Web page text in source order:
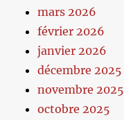
mars 2026
février 2026
janvier 2026
décembre 2025
novembre 2025
octobre 2025